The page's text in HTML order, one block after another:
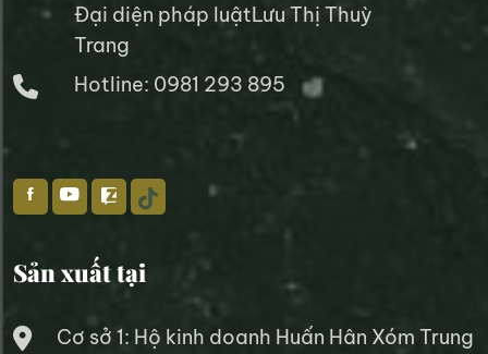
Đại diện pháp luậtLưu Thị Thuỳ
Trang
Hotline: 0981 293 895
Sản xuất tại
Cơ sở 1: Hộ kinh doanh Huấn Hân Xóm Trung